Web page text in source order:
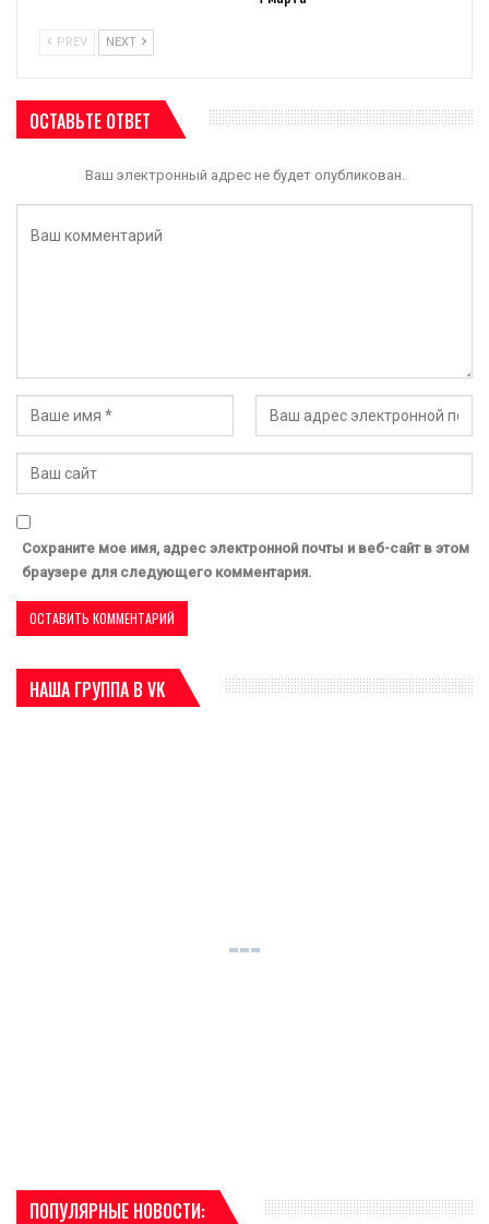
PREV NEXT
ОСТАВЬТЕ ОТВЕТ
Ваш электронный адрес не будет опубликован.
Сохраните мое имя, адрес электронной почты и веб-сайт в этом
браузере для следующего комментария.
НАША ГРУППА В VK
ПОПУЛЯРНЫЕ НОВОСТИ: